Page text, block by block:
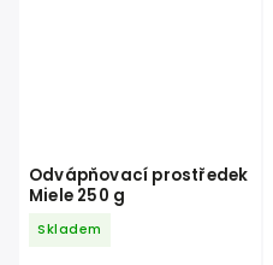
Odvápňovací prostředek
Miele 250 g
Skladem